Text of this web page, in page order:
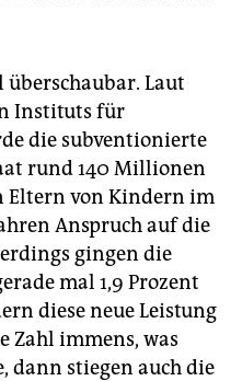
überschaubar. Laut
Instituts für
die subventionierte
rund 140 Millionen
Eltern von Kindern im
Anspruch auf die
gingen die
mal 1,9 Prozent
diese neue Leistung
Zahl immens, was
dann stiegen auch die